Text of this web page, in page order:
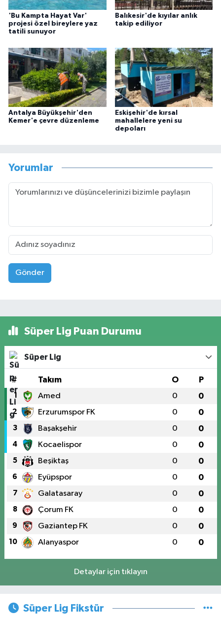
'Bu Kampta Hayat Var'
projesi özel bireylere yaz
tatili sunuyor
Balıkesir'de kıyılar anlık
takip ediliyor
Antalya Büyükşehir'den
Kemer'e çevre düzenleme
Eskişehir'de kırsal
mahallelere yeni su
depoları
Yorumlar
Gönder
Süper Lig Puan Durumu
Süper Lig
# Takım O P
1 Amed 0 0
2 Erzurumspor FK 0 0
3 Başakşehir 0 0
4 Kocaelispor 0 0
5 Beşiktaş 0 0
6 Eyüpspor 0 0
7 Galatasaray 0 0
8 Çorum FK 0 0
9 Gaziantep FK 0 0
10 Alanyaspor 0 0
Detaylar için tıklayın
Süper Lig Fikstür